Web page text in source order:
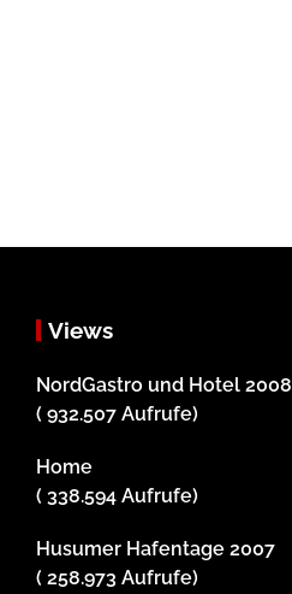
Views
NordGastro und Hotel 2008
( 932.507 Aufrufe)
Home
( 338.594 Aufrufe)
Husumer Hafentage 2007
( 258.973 Aufrufe)